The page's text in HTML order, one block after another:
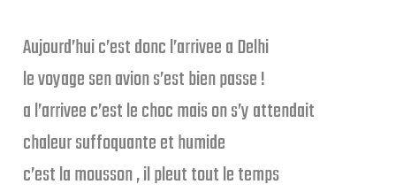
Aujourd’hui c’est donc l’arrivee a Delhi
le voyage sen avion s’est bien passe !
a l’arrivee c’est le choc mais on s’y attendait
chaleur suffoquante et humide
c’est la mousson , il pleut tout le temps